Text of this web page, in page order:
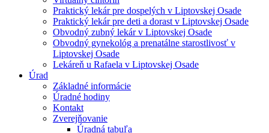
Praktický lekár pre dospelých v Liptovskej Osade
Praktický lekár pre deti a dorast v Liptovskej Osade
Obvodný zubný lekár v Liptovskej Osade
Obvodný gynekológ a prenatálne starostlivosť v
Liptovskej Osade
Lekáreň u Rafaela v Liptovskej Osade
Úrad
Základné informácie
Úradné hodiny
Kontakt
Zverejňovanie
Úradná tabuľa